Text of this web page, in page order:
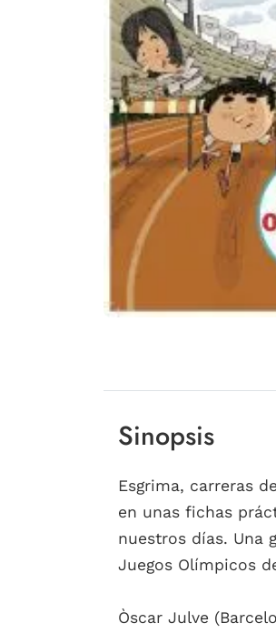
Sinopsis
Esgrima, carreras
en unas fichas
nuestros días. Una
Juegos Olímpicos
Òscar Julve